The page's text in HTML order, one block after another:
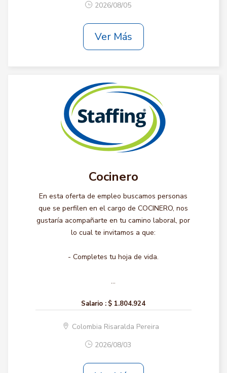
2026/08/05
Ver Más
Cocinero
En esta oferta de empleo buscamos personas
que se perfilen en el cargo de COCINERO, nos
gustaría acompañarte en tu camino laboral, por
lo cual te invitamos a que:
- Completes tu hoja de vida.
...
Salario : $ 1.804.924
Colombia Risaralda Pereira
2026/08/03